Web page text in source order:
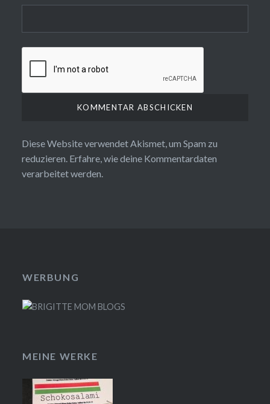
Diese Website verwendet Akismet, um Spam zu
reduzieren. Erfahre, wie deine Kommentardaten
verarbeitet werden.
WERBUNG
MEINE WERKE